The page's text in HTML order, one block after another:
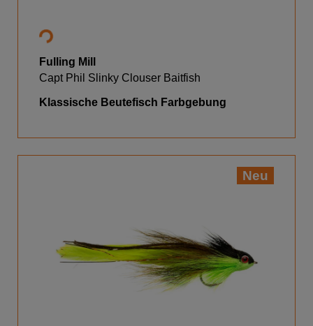
Fulling Mill
Capt Phil Slinky Clouser Baitfish
Klassische Beutefisch Farbgebung
Neu